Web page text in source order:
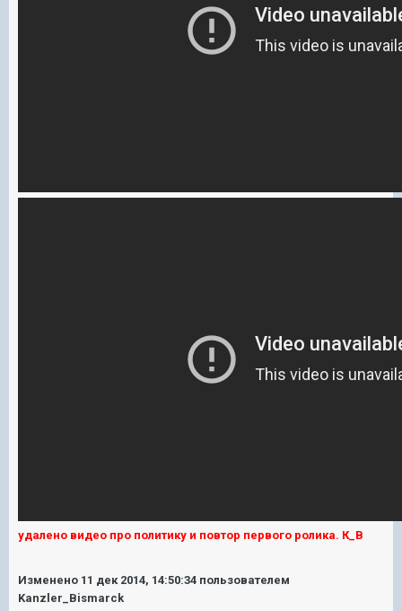
удалено видео про политику и повтор первого ролика. К_В
Изменено 11 дек 2014, 14:50:34 пользователем
Kanzler_Bismarck